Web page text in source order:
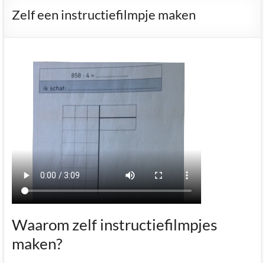
Zelf een instructiefilmpje maken
Waarom zelf instructiefilmpjes
maken?